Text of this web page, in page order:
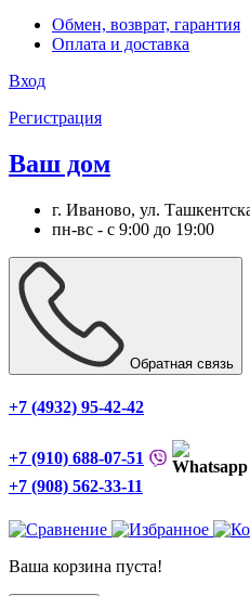
Обмен, возврат, гарантия
Оплата и доставка
Вход
Регистрация
Ваш дом
г. Иваново, ул.
пн-вс - с 9:00 до 19:00
Обратная связь
+7 (4932) 95-42-42
+7 (910) 688-07-51
+7 (908) 562-33-11
Ваша корзина пуста!